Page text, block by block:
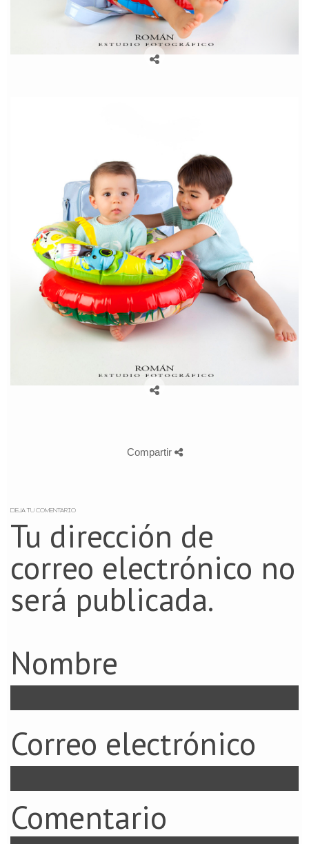
Compartir
DEJA TU COMENTARIO
Tu dirección de
correo electrónico no
será publicada.
Nombre
Correo electrónico
Comentario